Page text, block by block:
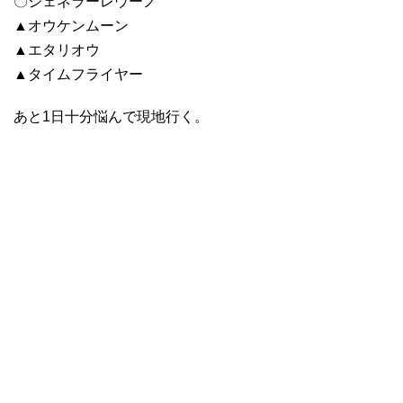
▲オウケンムーン
▲エタリオウ
▲タイムフライヤー
あと1日十分悩んで現地行く。